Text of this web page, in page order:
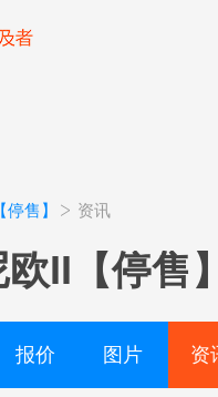
停售】 资讯
欧II【停售
报价 图片 资